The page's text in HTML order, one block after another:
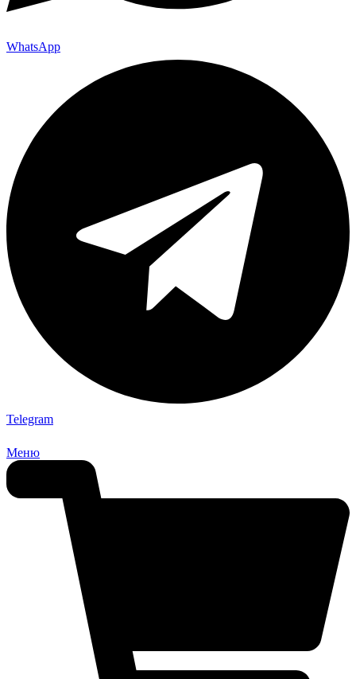
WhatsApp
Telegram
Меню